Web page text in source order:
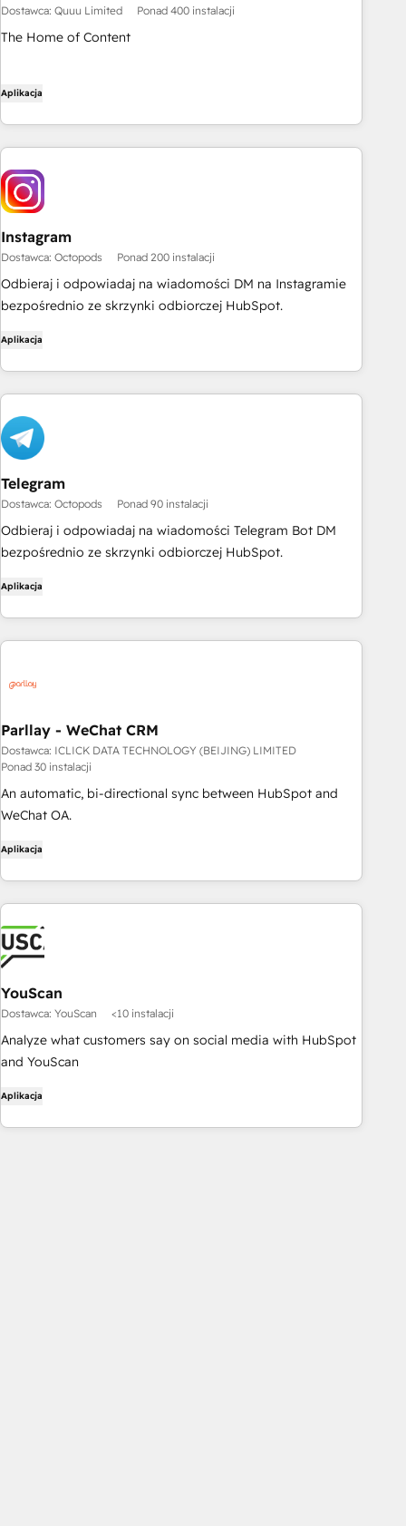
Dostawca: Quuu Limited Ponad 400 instalacji
The Home of Content
Aplikacja
Instagram
Dostawca: Octopods Ponad 200 instalacji
Odbieraj i odpowiadaj na wiadomości DM na Instagramie
bezpośrednio ze skrzynki odbiorczej HubSpot.
Aplikacja
Telegram
Dostawca: Octopods Ponad 90 instalacji
Odbieraj i odpowiadaj na wiadomości Telegram Bot DM
bezpośrednio ze skrzynki odbiorczej HubSpot.
Aplikacja
Parllay - WeChat CRM
Dostawca: ICLICK DATA TECHNOLOGY (BEIJING) LIMITED
Ponad 30 instalacji
An automatic, bi-directional sync between HubSpot and
WeChat OA.
Aplikacja
YouScan
Dostawca: YouScan <10 instalacji
Analyze what customers say on social media with HubSpot
and YouScan
Aplikacja